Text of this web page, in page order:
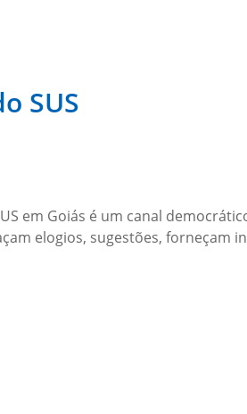
SUS
em Goiás é um canal
elogios, sugestões, forneçam